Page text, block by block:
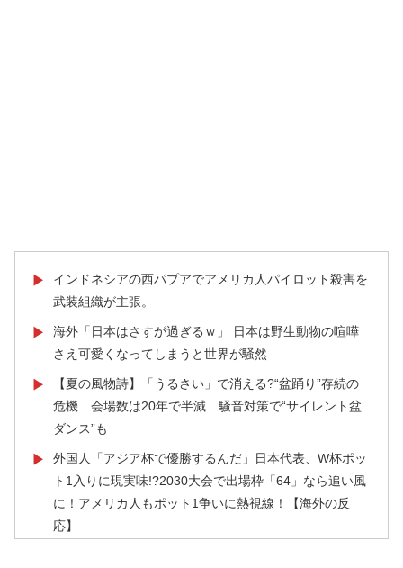
▶
インドネシアの西パプアでアメリカ人パイロット殺害を
武装組織が主張。
▶
海外「日本はさすが過ぎるｗ」 日本は野生動物の喧嘩
さえ可愛くなってしまうと世界が騒然
▶
【夏の風物詩】「うるさい」で消える?“盆踊り”存続の
危機 会場数は20年で半減 騒音対策で“サイレント盆
ダンス”も
▶
外国人「アジア杯で優勝するんだ」日本代表、W杯ポッ
ト1入りに現実味!?2030大会で出場枠「64」なら追い風
に！アメリカ人もポット1争いに熱視線！【海外の反
応】